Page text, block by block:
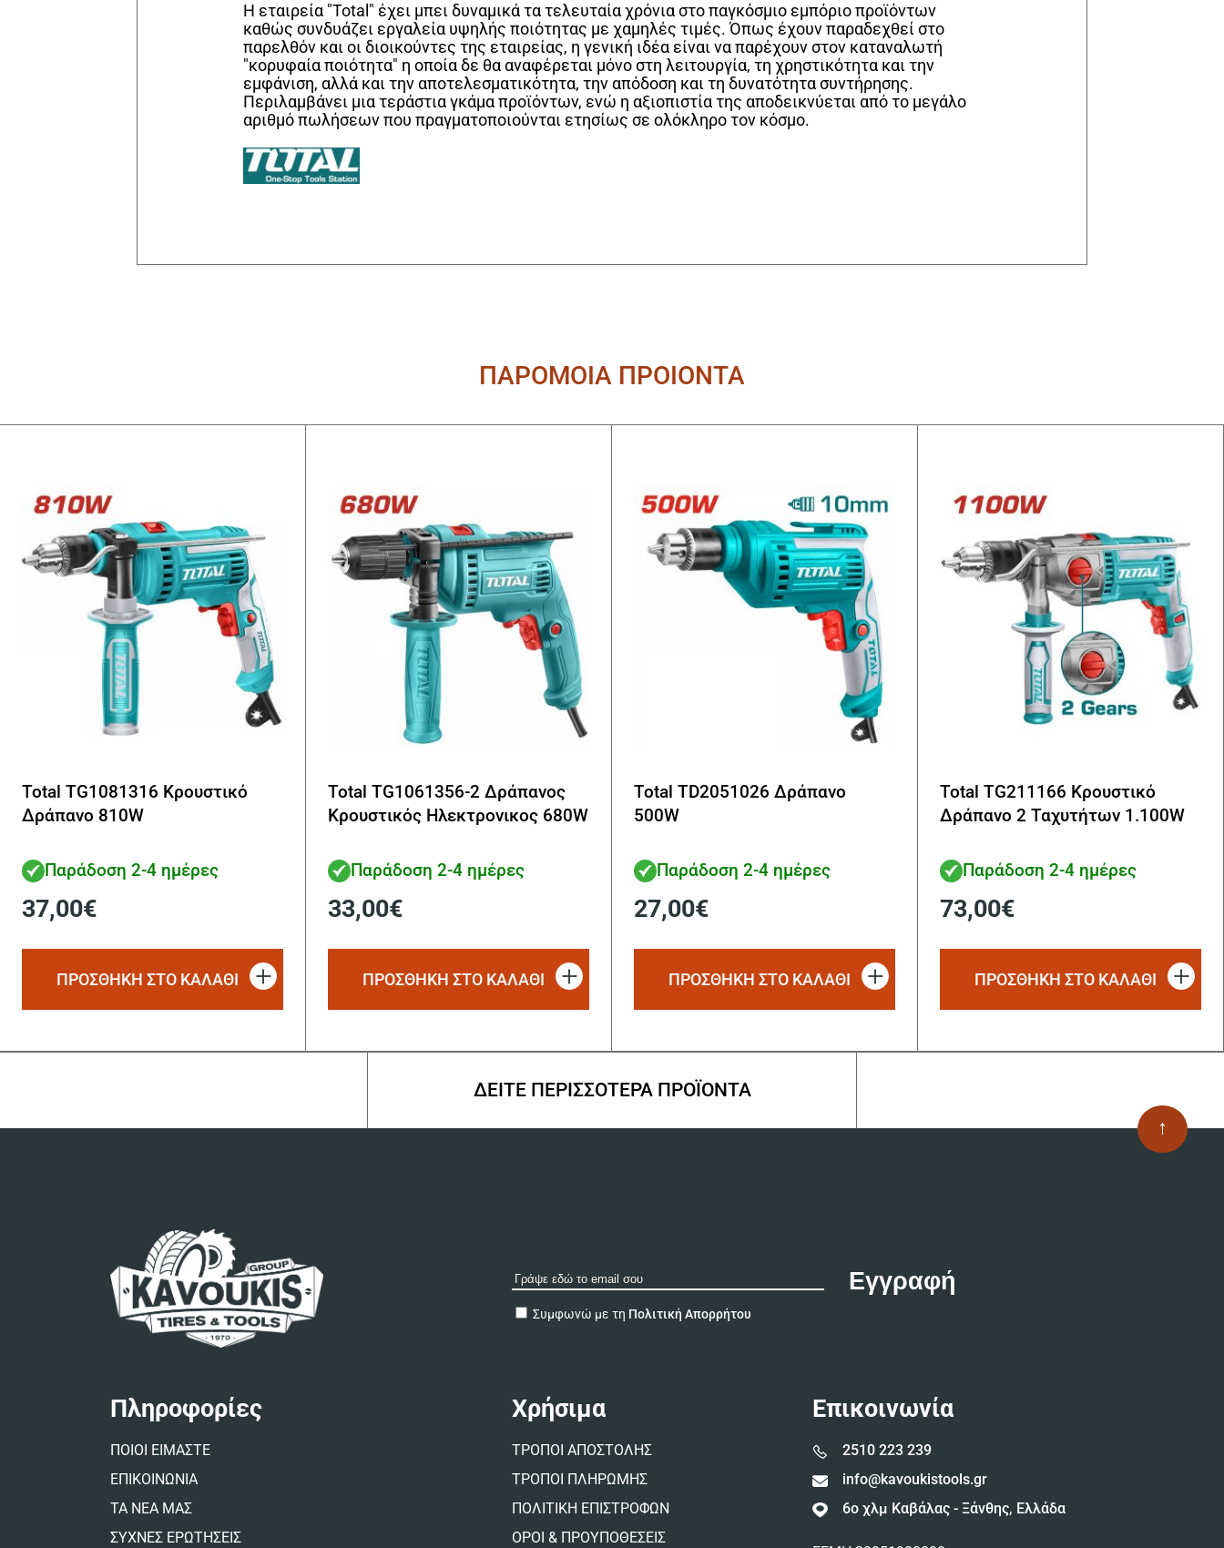
Η εταιρεία "Total" έχει μπει δυναμικά τα τελευταία χρόνια στο παγκόσμιο εμπόριο προϊόντων
καθώς συνδυάζει εργαλεία υψηλής ποιότητας με χαμηλές τιμές. Όπως έχουν παραδεχθεί στο
παρελθόν και οι διοικούντες της εταιρείας, η γενική ιδέα είναι να παρέχουν στον καταναλωτή
"κορυφαία ποιότητα" η οποία δε θα αναφέρεται μόνο στη λειτουργία, τη χρηστικότητα και την
εμφάνιση, αλλά και την αποτελεσματικότητα, την απόδοση και τη δυνατότητα συντήρησης.
Περιλαμβάνει μια τεράστια γκάμα προϊόντων, ενώ η αξιοπιστία της αποδεικνύεται από το μεγάλο
αριθμό πωλήσεων που πραγματοποιούνται ετησίως σε ολόκληρο τον κόσμο.
ΠΑΡΟΜΟΙΑ ΠΡΟΙΟΝΤΑ
Total TG1081316 Κρουστικό
Δράπανο 810W
Παράδοση 2-4 ημέρες
37,00€
ΠΡΟΣΘΗΚΗ ΣΤΟ ΚΑΛΑΘΙ
Total TG1061356-2 Δράπανος
Κρουστικός Ηλεκτρονικος 680W
Παράδοση 2-4 ημέρες
33,00€
ΠΡΟΣΘΗΚΗ ΣΤΟ ΚΑΛΑΘΙ
Total TD2051026 Δράπανο
500W
Παράδοση 2-4 ημέρες
27,00€
ΠΡΟΣΘΗΚΗ ΣΤΟ ΚΑΛΑΘΙ
Total TG211166 Κρουστικό
Δράπανο 2 Ταχυτήτων 1.100W
Παράδοση 2-4 ημέρες
73,00€
ΠΡΟΣΘΗΚΗ ΣΤΟ ΚΑΛΑΘΙ
ΔΕΙΤΕ ΠΕΡΙΣΣΟΤΕΡΑ ΠΡΟΪΟΝΤΑ
↑
Συμφωνώ με τη Πολιτική Απορρήτου
Πληροφορίες
ΠΟΙΟΙ ΕΙΜΑΣΤΕ
ΕΠΙΚΟΙΝΩΝΙΑ
ΤΑ ΝΕΑ ΜΑΣ
ΣΥΧΝΕΣ ΕΡΩΤΗΣΕΙΣ
Χρήσιμα
ΤΡΟΠΟΙ ΑΠΟΣΤΟΛΗΣ
ΤΡΟΠΟΙ ΠΛΗΡΩΜΗΣ
ΠΟΛΙΤΙΚΗ ΕΠΙΣΤΡΟΦΩΝ
ΟΡΟΙ & ΠΡΟΥΠΟΘΕΣΕΙΣ
Επικοινωνία
2510 223 239
info@kavoukistools.gr
6ο χλμ Καβάλας - Ξάνθης, Ελλάδα